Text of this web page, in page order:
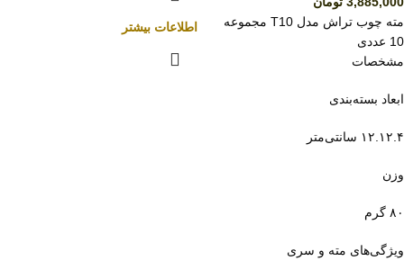
مته چوب تراش مدل T10 مجموعه
10 عددی
مشخصات
ابعاد بسته‌بندی
۱۲.۱۲.۴ سانتی‌متر
وزن
۸۰ گرم
ویژگی‌های مته و سری
اطلاعات بیشتر